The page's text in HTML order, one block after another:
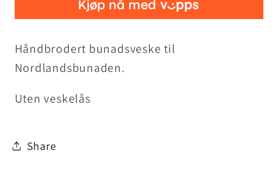
veskelåsveskelås
Håndbrodert bunadsveske til
Nordlandsbunaden.
Uten veskelås
Share